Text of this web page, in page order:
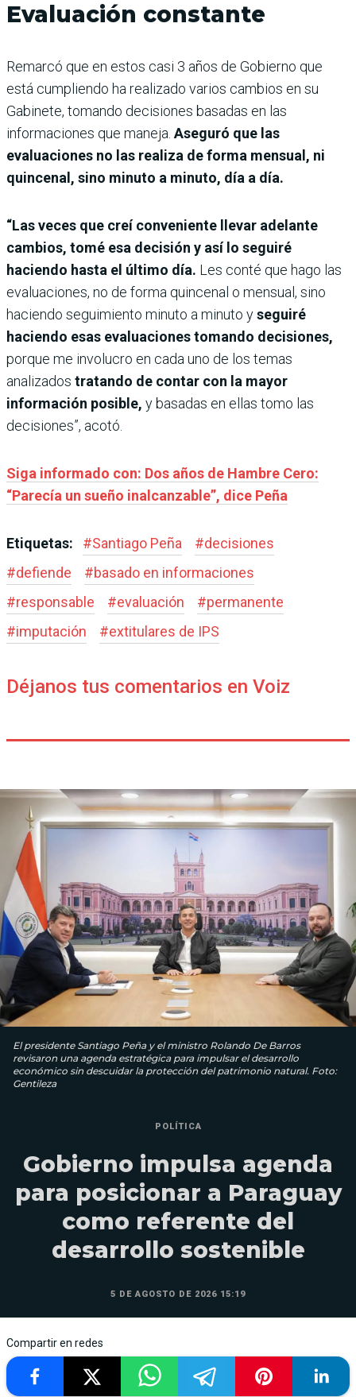
Evaluación constante
Remarcó que en estos casi 3 años de Gobierno que
está cumpliendo ha realizado varios cambios en su
Gabinete, tomando decisiones basadas en las
informaciones que maneja. Aseguró que las
evaluaciones no las realiza de forma mensual, ni
quincenal, sino minuto a minuto, día a día.
“Las veces que creí conveniente llevar adelante
cambios, tomé esa decisión y así lo seguiré
haciendo hasta el último día. Les conté que hago las
evaluaciones, no de forma quincenal o mensual, sino
haciendo seguimiento minuto a minuto yseguiré
haciendo esas evaluaciones tomando decisiones,
porque me involucro en cada uno de los temas
analizados tratando de contar con la mayor
información posible, y basadas en ellas tomo las
decisiones”, acotó.
Siga informado con: Dos años de Hambre Cero:
“Parecía un sueño inalcanzable”, dice Peña
Etiquetas: #Santiago Peña #decisiones
#defiende #basado en informaciones
#responsable #evaluación #permanente
#imputación #extitulares de IPS
Déjanos tus comentarios en Voiz
El presidente Santiago Peña y el ministro Rolando De Barros
revisaron una agenda estratégica para impulsar el desarrollo
económico sin descuidar la protección del patrimonio natural. Foto:
Gentileza
POLÍTICA
Gobierno impulsa agenda
para posicionar a Paraguay
como referente del
desarrollo sostenible
5 DE AGOSTO DE 2026 15:19
Compartir en redes